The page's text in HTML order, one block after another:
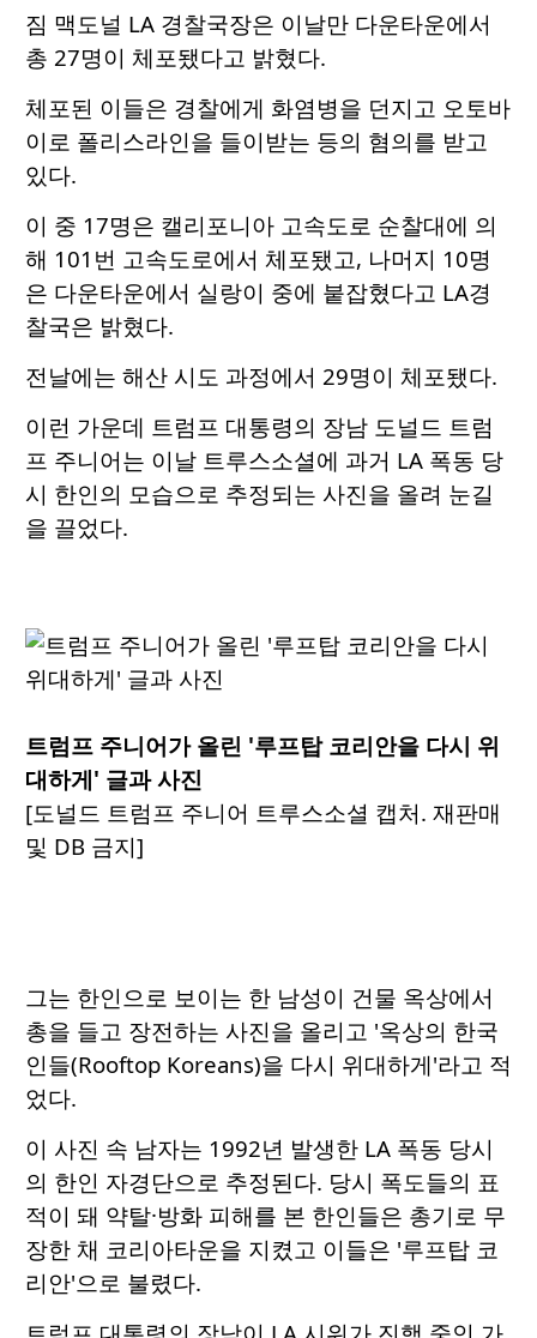
짐 맥도널 LA 경찰국장은 이날만 다운타운에서
총 27명이 체포됐다고 밝혔다.
체포된 이들은 경찰에게 화염병을 던지고 오토바
이로 폴리스라인을 들이받는 등의 혐의를 받고
있다.
이 중 17명은 캘리포니아 고속도로 순찰대에 의
해 101번 고속도로에서 체포됐고, 나머지 10명
은 다운타운에서 실랑이 중에 붙잡혔다고 LA경
찰국은 밝혔다.
전날에는 해산 시도 과정에서 29명이 체포됐다.
이런 가운데 트럼프 대통령의 장남 도널드 트럼
프 주니어는 이날 트루스소셜에 과거 LA 폭동 당
시 한인의 모습으로 추정되는 사진을 올려 눈길
을 끌었다.
트럼프 주니어가 올린 '루프탑 코리안을 다시 위
대하게' 글과 사진
[도널드 트럼프 주니어 트루스소셜 캡처. 재판매
및 DB 금지]
그는 한인으로 보이는 한 남성이 건물 옥상에서
총을 들고 장전하는 사진을 올리고 '옥상의 한국
인들(Rooftop Koreans)을 다시 위대하게'라고 적
었다.
이 사진 속 남자는 1992년 발생한 LA 폭동 당시
의 한인 자경단으로 추정된다. 당시 폭도들의 표
적이 돼 약탈·방화 피해를 본 한인들은 총기로 무
장한 채 코리아타운을 지켰고 이들은 '루프탑 코
리안'으로 불렸다.